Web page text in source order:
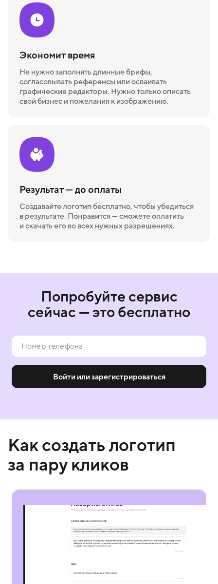
Экономит время
Не нужно заполнять длинные брифы,
согласовывать референсы или осваивать
графические редакторы. Нужно только описать
свой бизнес и пожелания к изображению.
Результат — до оплаты
Создавайте логотип бесплатно, чтобы убедиться
в результате. Понравится — сможете оплатить
и скачать его во всех нужных разрешениях.
Попробуйте сервис
сейчас — это бесплатно
Войти или зарегистрироваться
Как создать логотип
за пару кликов